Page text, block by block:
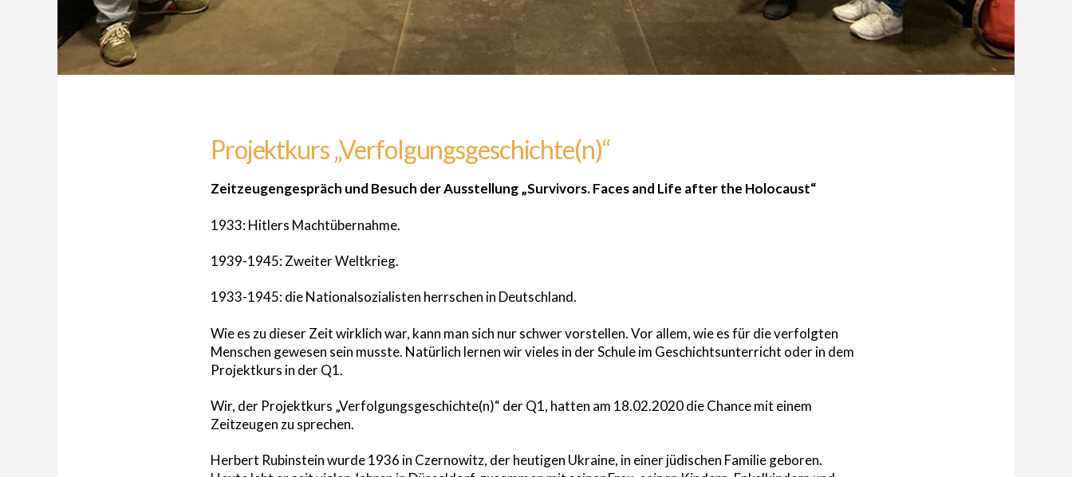
Projektkurs „Verfolgungsgeschichte(n)“
Zeitzeugengespräch und Besuch der Ausstellung „Survivors. Faces and Life after the Holocaust“
1933: Hitlers Machtübernahme.
1939-1945: Zweiter Weltkrieg.
1933-1945: die Nationalsozialisten herrschen in Deutschland.
Wie es zu dieser Zeit wirklich war, kann man sich nur schwer vorstellen. Vor allem, wie es für die verfolgten
Menschen gewesen sein musste. Natürlich lernen wir vieles in der Schule im Geschichtsunterricht oder in dem
Projektkurs in der Q1.
Wir, der Projektkurs „Verfolgungsgeschichte(n)“ der Q1, hatten am 18.02.2020 die Chance mit einem
Zeitzeugen zu sprechen.
Herbert Rubinstein wurde 1936 in Czernowitz, der heutigen Ukraine, in einer jüdischen Familie geboren.